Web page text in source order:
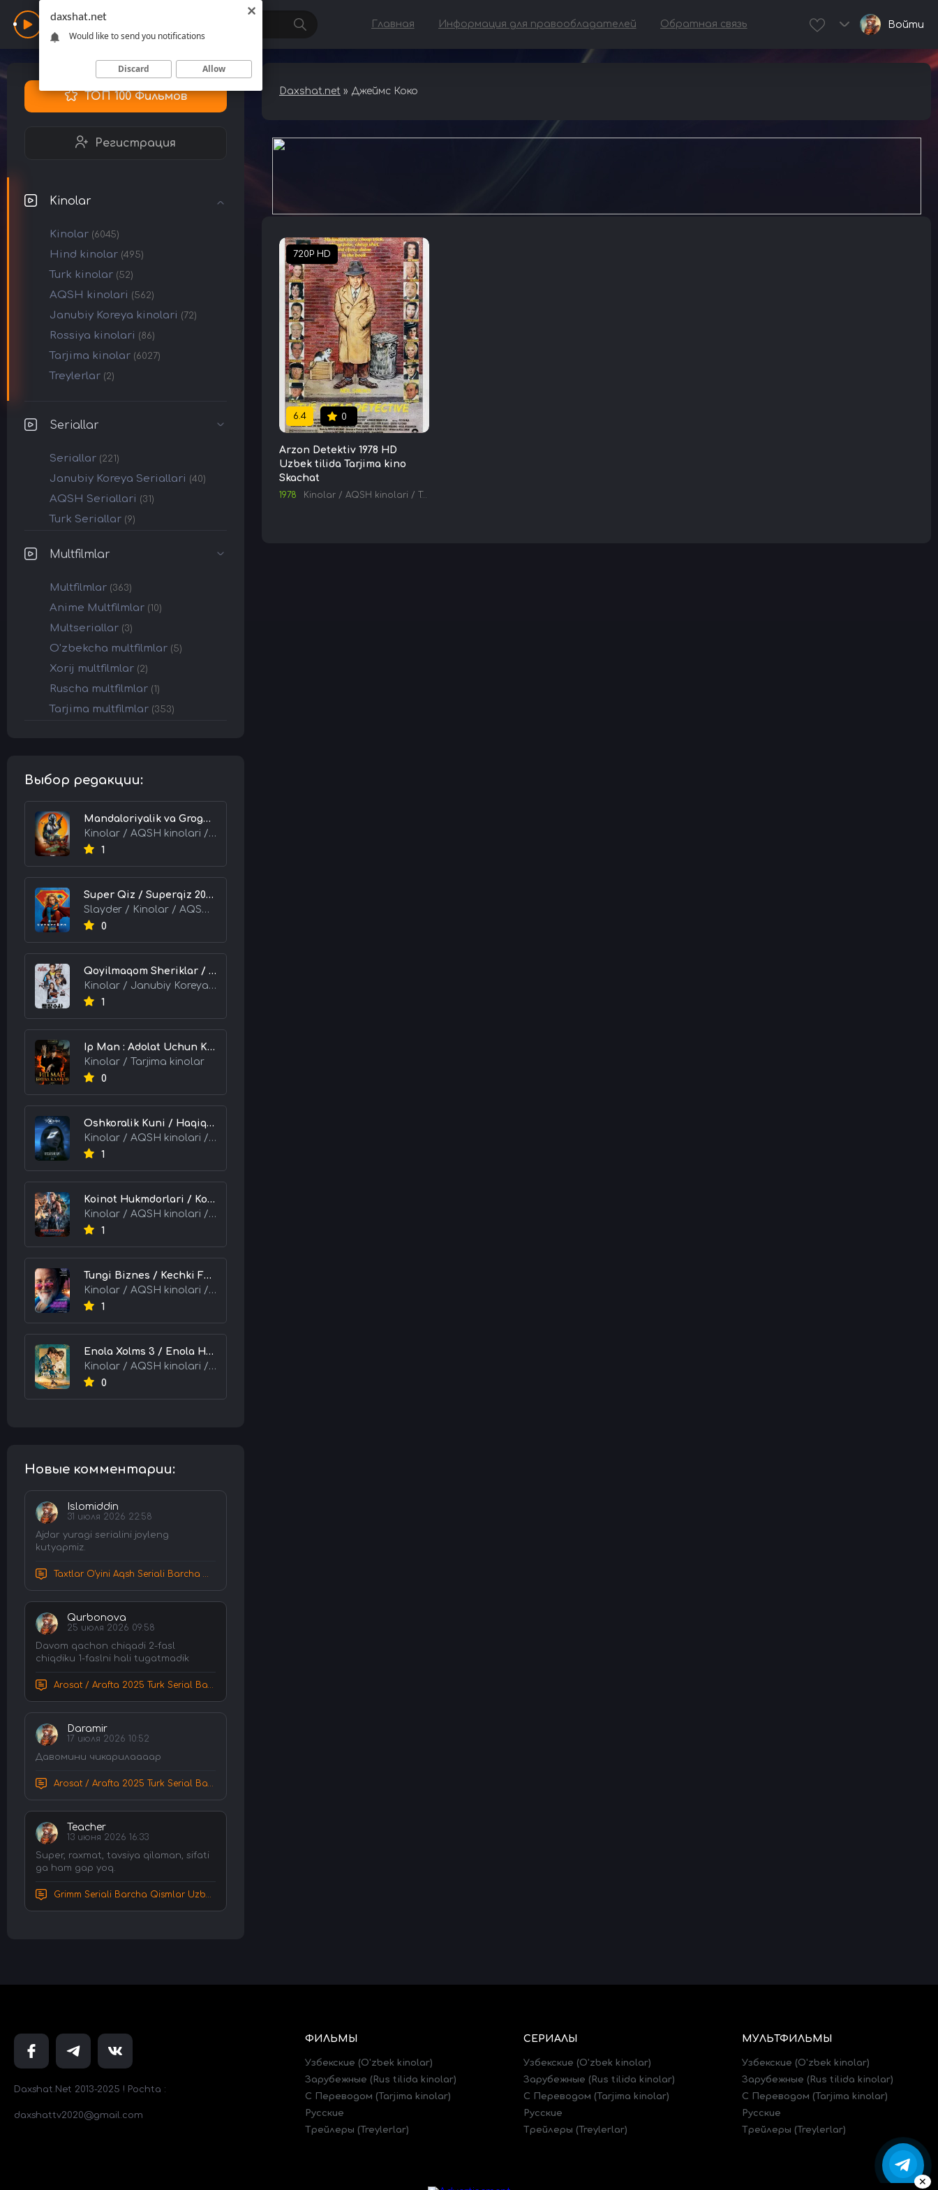
Daxshat Главная Информация для правообладателей Обратная связь Войти
ТОП 100 Фильмов
Регистрация
Kinolar
Kinolar (6045)
Hind kinolar (495)
Turk kinolar (52)
AQSH kinolari (562)
Janubiy Koreya kinolari (72)
Rossiya kinolari (86)
Tarjima kinolar (6027)
Treylerlar (2)
Seriallar
Seriallar (221)
Janubiy Koreya Seriallari (40)
AQSH Seriallari (31)
Turk Seriallar (9)
Multfilmlar
Multfilmlar (363)
Anime Multfilmlar (10)
Multseriallar (3)
O'zbekcha multfilmlar (5)
Xorij multfilmlar (2)
Ruscha multfilmlar (1)
Tarjima multfilmlar (353)
Выбор редакции:
Mandaloriyalik va Grogu 2026 HD Uzbek tilida Tarjima kino skachat tas-ix
Kinolar / AQSH kinolari / Tarjima kinolar
1
Super Qiz / Superqiz 2026 HD Uzbek tilida Tarjima kino skachat tas-ix
Slayder / Kinolar / AQSH kinolari / Tarjima kinolar
0
Qoyilmaqom Sheriklar / Ideal Hamkorlar / Eng Kuchli Duet 2026 HD Uzbek tilida Tarjima kino skachat tas-ix
Kinolar / Janubiy Koreya kinolari / Tarjima kinolar
1
Ip Man : Adolat Uchun Kurash / Ip Man: Klanlar Jangi / Buyuk Ustoz Ip Man 2 2026 HD Uzbek tilida Tarjima kino skachat tas-ix
Kinolar / Tarjima kinolar
0
Oshkoralik Kuni / Haqiqat Oshkor Bo'lgan Kun / Sirlar Ochiladigan Kun 2026 HD Uzbek tilida Tarjima kino skachat tas-ix
Kinolar / AQSH kinolari / Tarjima kinolar
1
Koinot Hukmdorlari / Koinot Himoyachilari / Koinot Egalari 2026 HD Uzbek tilida tas-ix tarjima kino skachat
Kinolar / AQSH kinolari / Tarjima kinolar
1
Tungi Biznes / Kechki Faoliyat / Tijorat 2026 HD Uzbek tilida Tarjima kino skachat tas-ix
Kinolar / AQSH kinolari / Tarjima kinolar
1
Enola Xolms 3 / Enola Holms 3 2026 HD Uzbek tilida Tarjima kino tas-ix skachat
Kinolar / AQSH kinolari / Tarjima kinolar
0
Новые комментарии:
Islomiddin
31 июля 2026 22:58
Ajdar yuragi serialini joyleng
kutyapmiz.
Taxtlar O'yini Aqsh Seriali Barcha Qismlar Uzbek tilida Tarjima Serial HD Skachat
Qurbonova
25 июля 2026 09:58
Davom qachon chiqadi 2-fasl
chiqdiku 1-faslni hali tugatmadik
Arosat / Arafta 2025 Turk Serial Barcha Qismlar Uzbek tilida Tarjima Serial tas-ix skachat
Daramir
17 июля 2026 10:52
Давомини чикарилаааар
Arosat / Arafta 2025 Turk Serial Barcha Qismlar Uzbek tilida Tarjima Serial tas-ix skachat
Teacher
13 июня 2026 16:33
Super, raxmat, tavsiya qilaman, sifati
ga ham gap yoq.
Grimm Seriali Barcha Qismlar Uzbek tilida Tarjima serial HD Skachat
Daxshat.net » Джеймс Коко
720P HD
6.4 0
Arzon Detektiv 1978 HD
Uzbek tilida Tarjima kino
Skachat
1978 Kinolar / AQSH kinolari /
Daxshat.Net 2013-2025 ! Pochta :
daxshattv2020@gmail.com
ФИЛЬМЫ
Узбекские (O'zbek kinolar)
Зарубежные (Rus tilida kinolar)
C Переводом (Tarjima kinolar)
Русские
Трейлеры (Treylerlar)
СЕРИАЛЫ
Узбекские (O'zbek kinolar)
Зарубежные (Rus tilida kinolar)
C Переводом (Tarjima kinolar)
Русские
Трейлеры (Treylerlar)
МУЛЬТФИЛЬМЫ
Узбекские (O'zbek kinolar)
Зарубежные (Rus tilida kinolar)
C Переводом (Tarjima kinolar)
Русские
Трейлеры (Treylerlar)
✕
daxshat.net
Would like to send you notifications
Discard Allow